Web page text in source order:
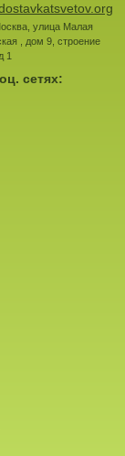
, улица Малая
, дом 9, строение
1
сетях: